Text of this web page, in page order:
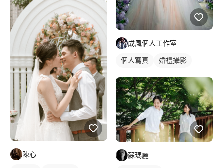
陳心
成風個人工作室
個人寫真
婚禮攝影
蘇瑪麗